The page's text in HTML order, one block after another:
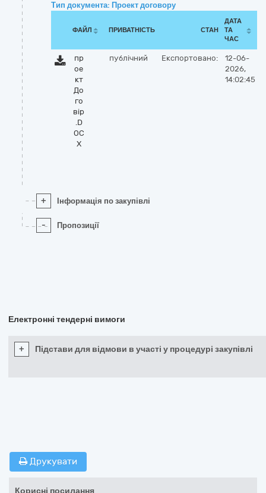
Тип документа: Проект договору
ФАЙЛ ПРИВАТНІСТЬ СТАН
ДАТА
ТА
ЧАС
пр
ое
кт
До
го
вір
.D
OC
X
публічний Експортовано:
12-06-
2026,
14:02:45
+ Інформація по закупівлі
- Пропозиції
Електронні тендерні вимоги
+ Підстави для відмови в участі у процедурі закупівлі
Друкувати
Корисні посилання